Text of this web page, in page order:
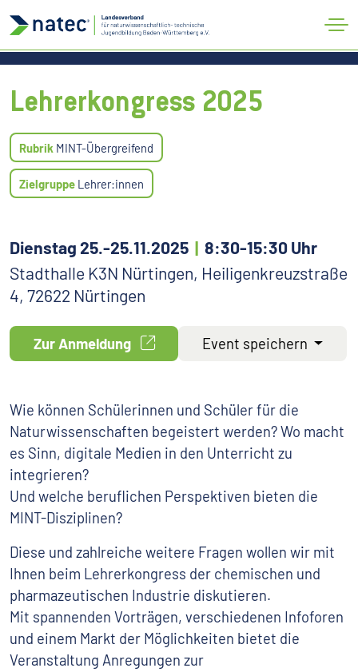
Verband
#natecDigilog
Aktuelles
Kontakt
Lehrerkongress 2025
Rubrik MINT-Übergreifend
Zielgruppe Lehrer:innen
Dienstag 25.-25.11.2025 | 8:30-15:30 Uhr
Stadthalle K3N Nürtingen, Heiligenkreuzstraße
4, 72622 Nürtingen
Zur Anmeldung Event speichern
Wie können Schülerinnen und Schüler für die
Naturwissenschaften begeistert werden? Wo macht
es Sinn, digitale Medien in den Unterricht zu
integrieren?
Und welche beruflichen Perspektiven bieten die
MINT-Disziplinen?
Diese und zahlreiche weitere Fragen wollen wir mit
Ihnen beim Lehrerkongress der chemischen und
pharmazeutischen Industrie diskutieren.
Mit spannenden Vorträgen, verschiedenen Infoforen
und einem Markt der Möglichkeiten bietet die
Veranstaltung Anregungen zur